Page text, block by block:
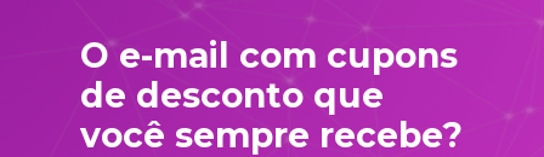
O e-mail com cupons
de desconto que
você sempre recebe?